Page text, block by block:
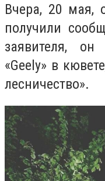
Вчера, 20 мая,
получили
заявителя, он
«Geely» в
лесничество».